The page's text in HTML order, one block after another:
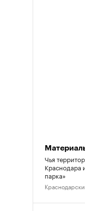
Чья
Краснодара
парка»